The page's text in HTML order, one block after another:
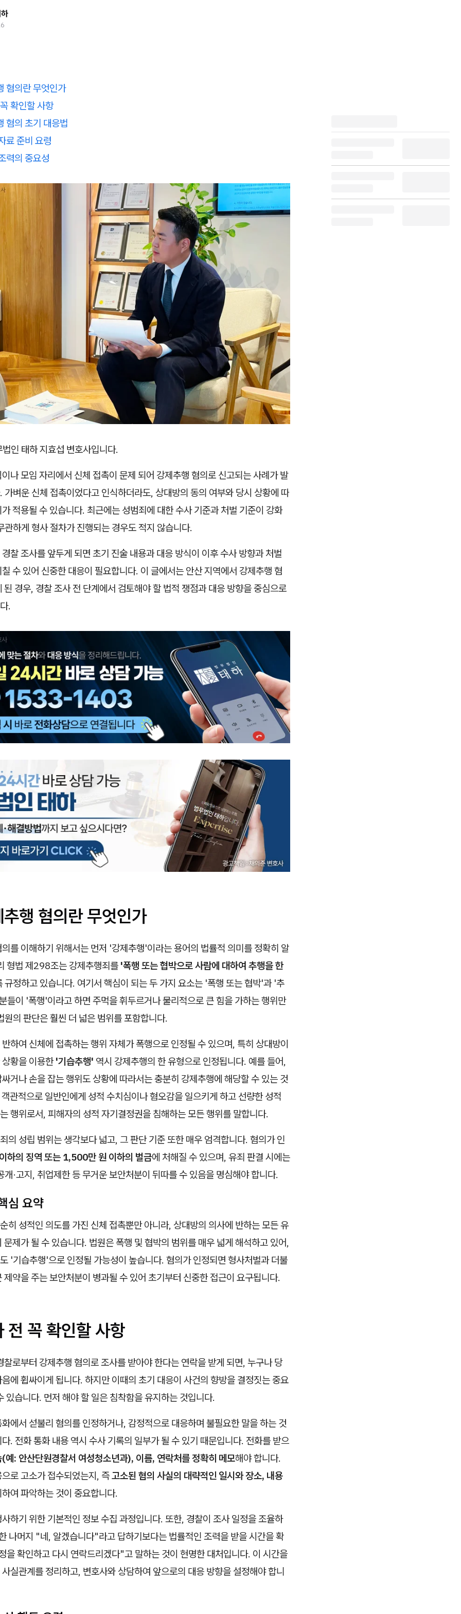
혐의란 무엇인가
확인할 사항
혐의 초기 대응법
료 준비 요령
력의 중요성
인 태하 지효섭 변호사입니다.
나 모임 자리에서 신체 접촉이 문제 되어 강제추행 혐의로 신고되는 사례가 발
가벼운 신체 접촉이었다고 인식하더라도, 상대방의 동의 여부와 당시 상황에 따
적용될 수 있습니다. 최근에는 성범죄에 대한 수사 기준과 처벌 기준이 강화
관하게 형사 절차가 진행되는 경우도 적지 않습니다.
찰 조사를 앞두게 되면 초기 진술 내용과 대응 방식이 이후 수사 방향과 처벌
수 있어 신중한 대응이 필요합니다. 이 글에서는 안산 지역에서 강제추행 혐
된 경우, 경찰 조사 전 단계에서 검토해야 할 법적 쟁점과 대응 방향을 중심으로
.
행 혐의란 무엇인가
를 이해하기 위해서는 먼저 '강제추행'이라는 용어의 법률적 의미를 정확히 알
형법 제298조는 강제추행죄를 '폭행 또는 협박으로 사람에 대하여 추행을 한
규정하고 있습니다. 여기서 핵심이 되는 두 가지 요소는 '폭행 또는 협박'과 '추
들이 '폭행'이라고 하면 주먹을 휘두르거나 물리적으로 큰 힘을 가하는 행위만
원의 판단은 훨씬 더 넓은 범위를 포함합니다.
하여 신체에 접촉하는 행위 자체가 폭행으로 인정될 수 있으며, 특히 상대방이
황을 이용한'기습추행' 역시 강제추행의 한 유형으로 인정됩니다. 예를 들어,
거나 손을 잡는 행위도 상황에 따라서는 충분히 강제추행에 해당할 수 있는 것
관적으로 일반인에게 성적 수치심이나 혐오감을 일으키게 하고 선량한 성적
행위로서, 피해자의 성적 자기결정권을 침해하는 모든 행위를 말합니다.
의 성립 범위는 생각보다 넓고, 그 판단 기준 또한 매우 엄격합니다. 혐의가 인
하의 징역 또는 1,500만 원 이하의 벌금에 처해질 수 있으며, 유죄 판결 시에는
개·고지, 취업제한 등 무거운 보안처분이 뒤따를 수 있음을 명심해야 합니다.
심 요약
히 성적인 의도를 가진 신체 접촉뿐만 아니라, 상대방의 의사에 반하는 모든 유
문제가 될 수 있습니다. 법원은 폭행 및 협박의 범위를 매우 넓게 해석하고 있어,
'기습추행'으로 인정될 가능성이 높습니다. 혐의가 인정되면 형사처벌과 더불
제약을 주는 보안처분이 병과될 수 있어 초기부터 신중한 접근이 요구됩니다.
전 꼭 확인할 사항
찰로부터 강제추행 혐의로 조사를 받아야 한다는 연락을 받게 되면, 누구나 당
에 휩싸이게 됩니다. 하지만 이때의 초기 대응이 사건의 향방을 결정짓는 중요
있습니다. 먼저 해야 할 일은 침착함을 유지하는 것입니다.
에서 섣불리 혐의를 인정하거나, 감정적으로 대응하며 불필요한 말을 하는 것
. 전화 통화 내용 역시 수사 기록의 일부가 될 수 있기 때문입니다. 전화를 받으
예: 안산단원경찰서 여성청소년과), 이름, 연락처를 정확히 메모해야 합니다.
로 고소가 접수되었는지, 즉고소된 혐의 사실의 대략적인 일시와 장소, 내용
여 파악하는 것이 중요합니다.
하기 위한 기본적인 정보 수집 과정입니다. 또한, 경찰이 조사 일정을 조율하
나머지 "네, 알겠습니다"라고 답하기보다는 법률적인 조력을 받을 시간을 확
을 확인하고 다시 연락드리겠다"고 말하는 것이 현명한 대처입니다. 이 시간을
실관계를 정리하고, 변호사와 상담하여 앞으로의 대응 방향을 설정해야 합니